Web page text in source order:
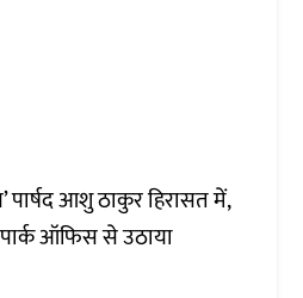
आशु ठाकुर हिरासत में,
ऑफिस से उठाया